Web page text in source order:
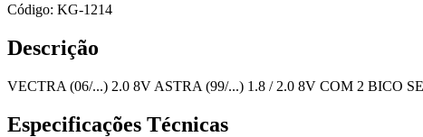
Código: KG-1214
Descrição
VECTRA (06/...) 2.0 8V ASTRA (99/...) 1.8 / 2.0 8V COM 2 BICO
Especificações Técnicas